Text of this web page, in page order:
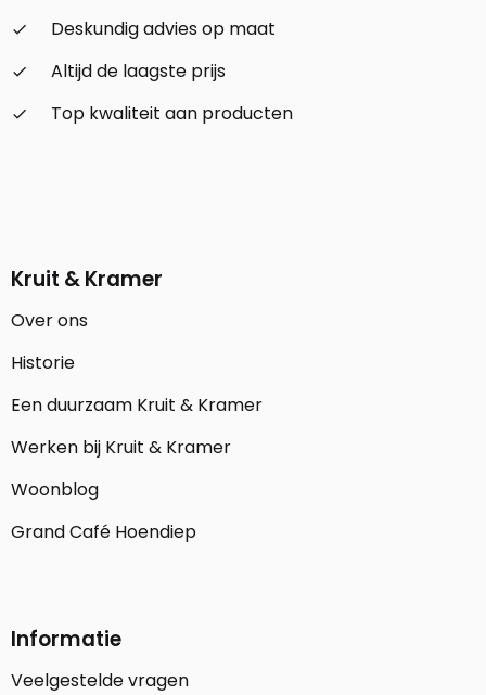
check_small
Deskundig advies op maat
check_small
Altijd de laagste prijs
check_small
Top kwaliteit aan producten
Kruit & Kramer
Over ons
Historie
Een duurzaam Kruit & Kramer
Werken bij Kruit & Kramer
Woonblog
Grand Café Hoendiep
Informatie
Veelgestelde vragen